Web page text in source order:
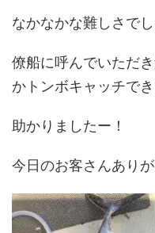
なかなかな難しさでし
僚船に呼んでいただ
かトンボキャッチで
助かりましたー！
今日のお客さんあり